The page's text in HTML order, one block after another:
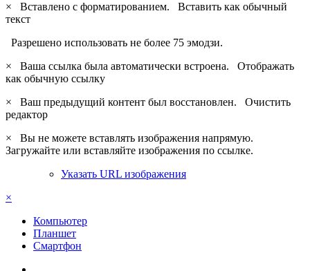
×
Вставлено с форматированием. Вставить как обычный
текст
Разрешено использовать не более 75 эмодзи.
×
Ваша ссылка была автоматически встроена. Отображать
как обычную ссылку
×
Ваш предыдущий контент был восстановлен. Очистить
редактор
×
Вы не можете вставлять изображения напрямую.
Загружайте или вставляйте изображения по ссылке.
Указать URL изображения
×
Компьютер
Планшет
Смартфон